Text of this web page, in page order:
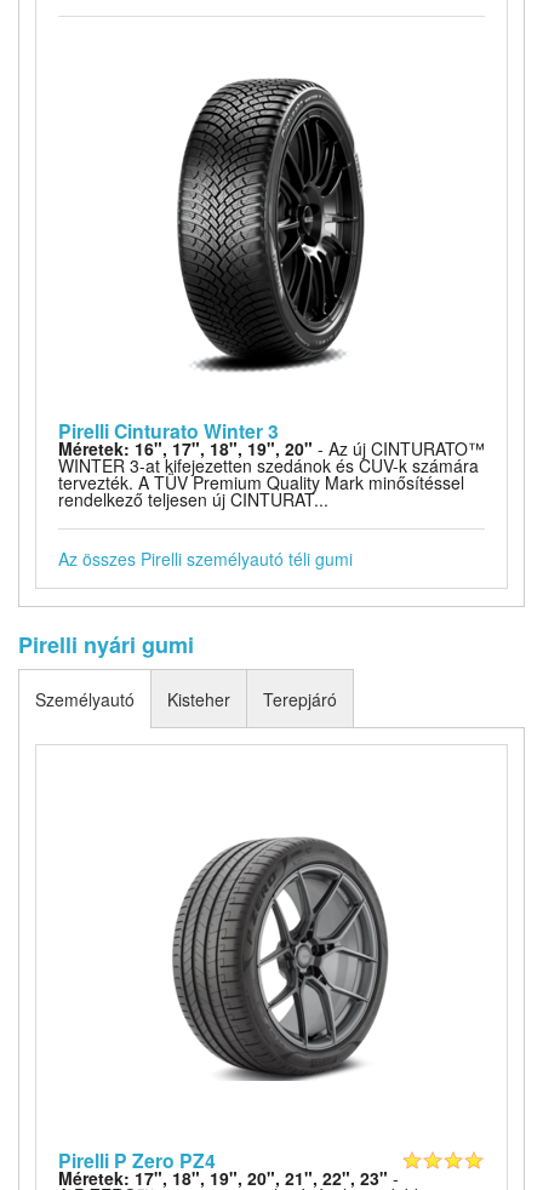
Pirelli Cinturato Winter 3
Méretek: 16", 17", 18", 19", 20" - Az új CINTURATO™
WINTER 3-at kifejezetten szedánok és CUV-k számára
tervezték. A TÜV Premium Quality Mark minősítéssel
rendelkező teljesen új CINTURAT...
Az összes Pirelli személyautó téli gumi
Pirelli nyári gumi
Személyautó
Pirelli P Zero PZ4
Méretek: 17", 18", 19", 20", 21", 22", 23" -
Kisteher Terepjáró